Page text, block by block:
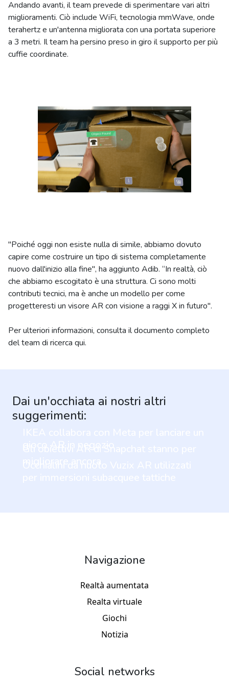
Andando avanti, il team prevede di sperimentare vari altri
miglioramenti. Ciò include WiFi, tecnologia mmWave, onde
terahertz e un'antenna migliorata con una portata superiore
a 3 metri. Il team ha persino preso in giro il supporto per più
cuffie coordinate.
"Poiché oggi non esiste nulla di simile, abbiamo dovuto
capire come costruire un tipo di sistema completamente
nuovo dall'inizio alla fine", ha aggiunto Adib. “In realtà, ciò
che abbiamo escogitato è una struttura. Ci sono molti
contributi tecnici, ma è anche un modello per come
progetteresti un visore AR con visione a raggi X in futuro".
Per ulteriori informazioni, consulta il documento completo
del team di ricerca qui.
Dai un'occhiata ai nostri altri
suggerimenti:
Navigazione
Realtà aumentata
Realta virtuale
Giochi
Notizia
Social networks